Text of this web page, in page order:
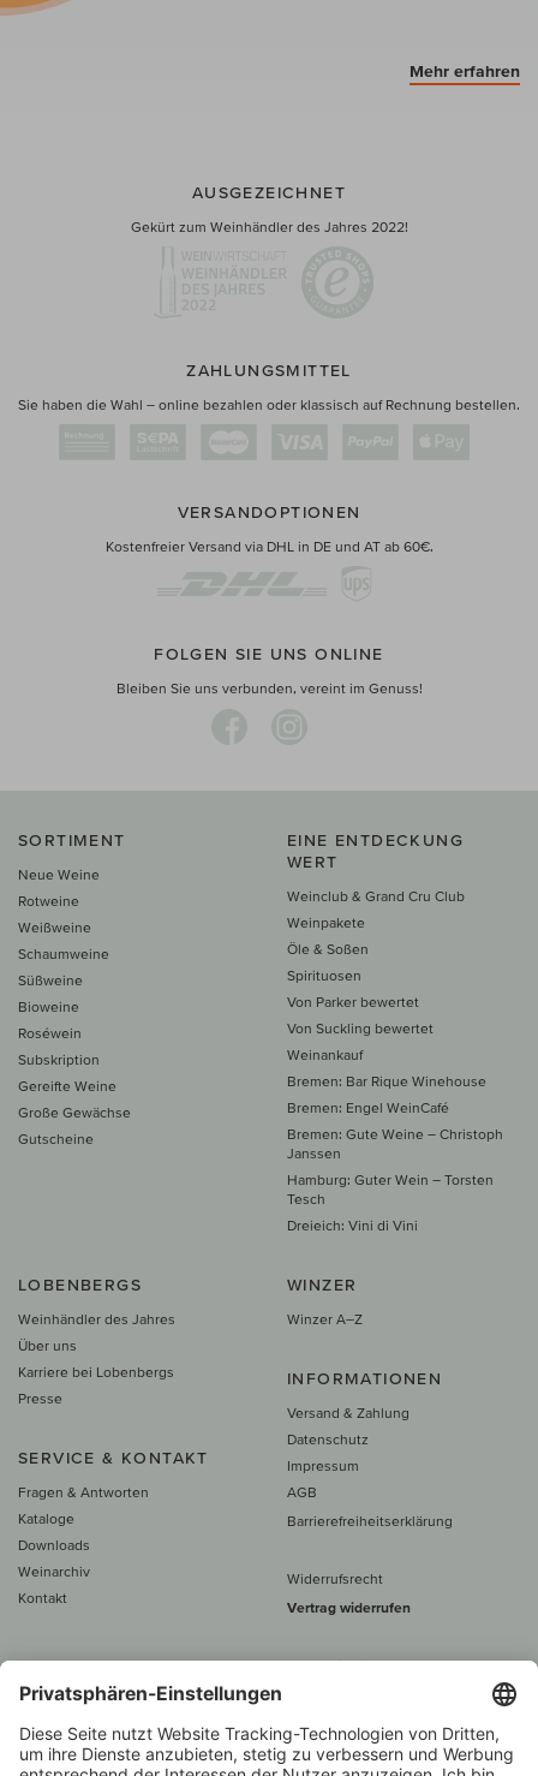
Mehr erfahren
AUSGEZEICHNET
Gekürt zum Weinhändler des Jahres 2022!
ZAHLUNGSMITTEL
Sie haben die Wahl – online bezahlen oder klassisch auf Rechnung bestellen.
VERSANDOPTIONEN
Kostenfreier Versand via DHL in DE und AT ab 60€.
FOLGEN SIE UNS ONLINE
Bleiben Sie uns verbunden, vereint im Genuss!
SORTIMENT
Neue Weine
Rotweine
Weißweine
Schaumweine
Süßweine
Bioweine
Roséwein
Subskription
Gereifte Weine
Große Gewächse
Gutscheine
EINE ENTDECKUNG
WERT
Weinclub & Grand Cru Club
Weinpakete
Öle & Soßen
Spirituosen
Von Parker bewertet
Von Suckling bewertet
Weinankauf
Bremen: Bar Rique Winehouse
Bremen: Engel WeinCafé
Bremen: Gute Weine – Christoph
Janssen
Hamburg: Guter Wein – Torsten
Tesch
Dreieich: Vini di Vini
LOBENBERGS
Weinhändler des Jahres
Über uns
Karriere bei Lobenbergs
Presse
SERVICE & KONTAKT
Fragen & Antworten
Kataloge
Downloads
Weinarchiv
Kontakt
WINZER
Winzer A–Z
INFORMATIONEN
Versand & Zahlung
Datenschutz
Impressum
AGB
Barrierefreiheitserklärung
Widerrufsrecht
Vertrag widerrufen
Alle Preise inkl. MwSt., zzgl. 5 €
60 € versand­kosten­